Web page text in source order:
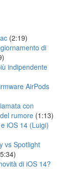
(2:19)
di
indipendente
AirPods
con
rumore (1:13)
iOS 14 (Luigi)
vs Spotlight
di iOS 14?